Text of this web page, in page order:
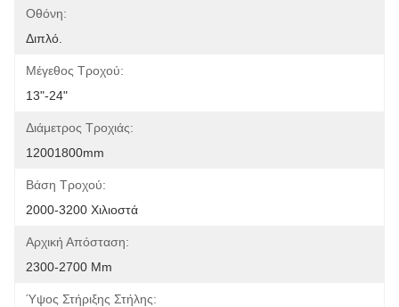
Οθόνη:
Διπλό.
Μέγεθος Τροχού:
13"-24"
Διάμετρος Τροχιάς:
12001800mm
Βάση Τροχού:
2000-3200 Χιλιοστά
Αρχική Απόσταση:
2300-2700 Mm
Ύψος Στήριξης Στήλης: